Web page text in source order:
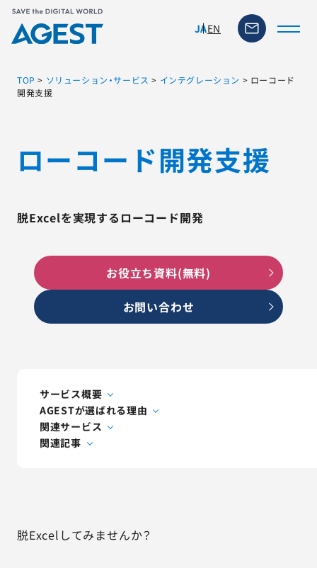
JAEN
ソリューション・サービス
ニュース
AGESTの強み
事例紹介
品質コラム
サービス詳細資料
TOP > ソリューション・サービス > インテグレーション > ローコード
開発支援
ローコード開発支援
脱Excelを実現するローコード開発
お役立ち資料(無料)
お問い合わせ
サービス概要
AGESTが選ばれる理由
関連サービス
関連記事
脱Excelしてみませんか？